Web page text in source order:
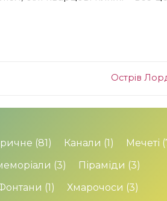
Острів
(81) Канали (1) Мечеті
(3) Піраміди (3)
(1) Хмарочоси (3)